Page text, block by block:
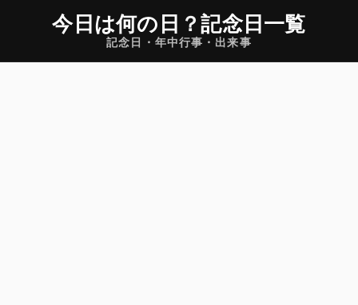
今日は何の日 ？記念日一覧
記念日・年中行事・出来事